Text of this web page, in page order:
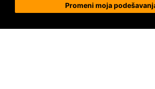
Promeni moja
Megapod d.o.o.